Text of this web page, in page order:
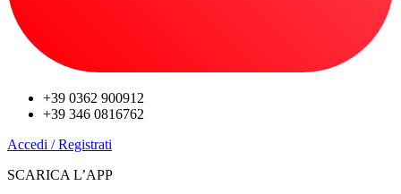
+39 0362 900912
+39 346 0816762
Accedi / Registrati
SCARICA L’APP